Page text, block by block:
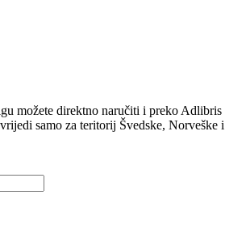
možete direktno naručiti i preko Adlibris
samo za teritorij Švedske, Norveške i